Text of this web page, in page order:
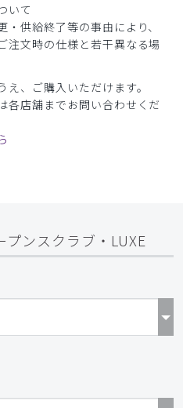
いて
供給終了等の事由により、
注文時の仕様と若干異なる場
、ご購入いただけます。
各店舗までお問い合わせくだ
プンスクラブ・LUXE